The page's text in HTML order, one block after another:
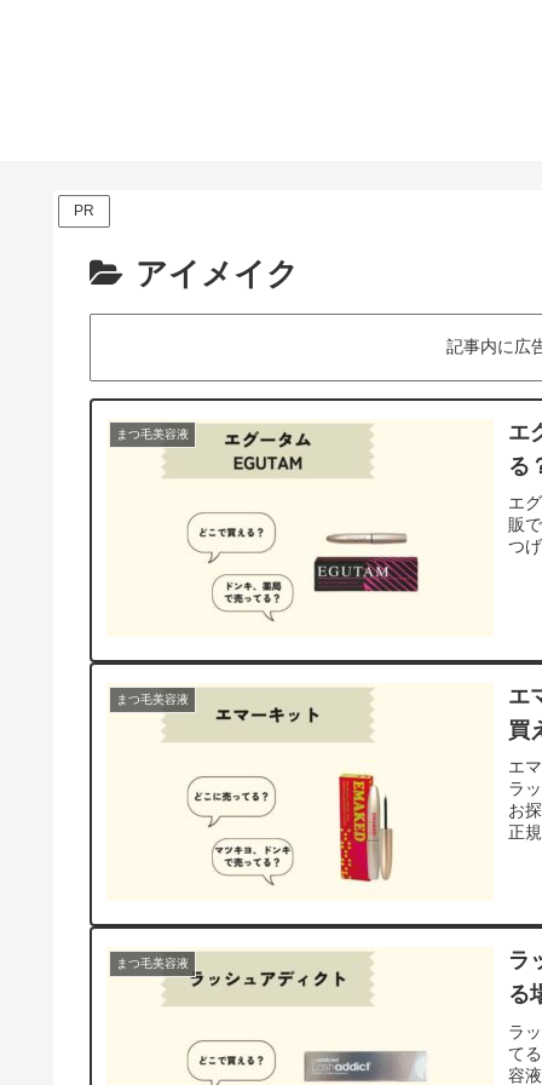
PR
アイメイク
記事内に広
まつ毛美容液
エ
る
エ
販
つ
まつ毛美容液
エ
買
エ
ラ
お
正
まつ毛美容液
ラ
る
ラ
て
容